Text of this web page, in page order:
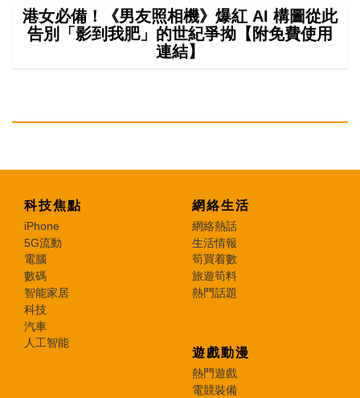
港女必備！《男友照相機》爆紅 AI 構圖從此
告別「影到我肥」的世紀爭拗【附免費使用
連結】
科技焦點
iPhone
5G流動
電腦
數碼
智能家居
科技
汽車
人工智能
網絡生活
網絡熱話
生活情報
筍買着數
旅遊筍料
熱門話題
遊戲動漫
熱門遊戲
電競裝備